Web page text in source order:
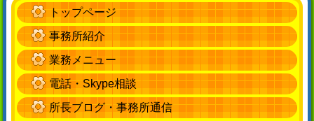
トップページ
事務所紹介
業務メニュー
電話・Skype相談
所長ブログ・事務所通信